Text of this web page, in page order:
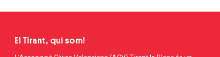
El Tirant, qui som!